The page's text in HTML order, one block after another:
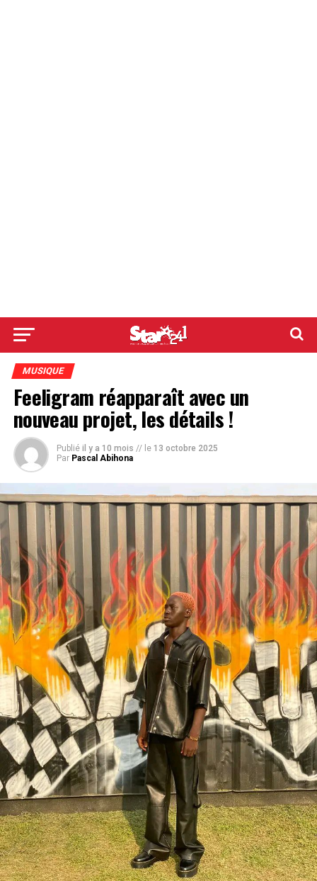
MUSIQUE
Feeligram réapparaît avec un
nouveau projet, les détails !
Publié il y a 10 mois // le 13 octobre 2025
Par Pascal Abihona